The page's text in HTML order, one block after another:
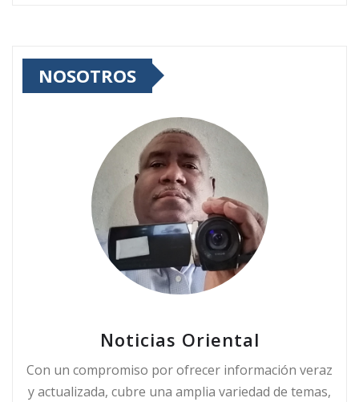
NOSOTROS
Noticias Oriental
Con un compromiso por ofrecer información veraz
y actualizada, cubre una amplia variedad de temas,